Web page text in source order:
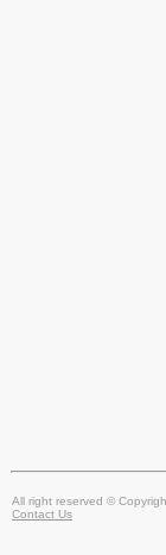
All right reserved ©
Contact Us